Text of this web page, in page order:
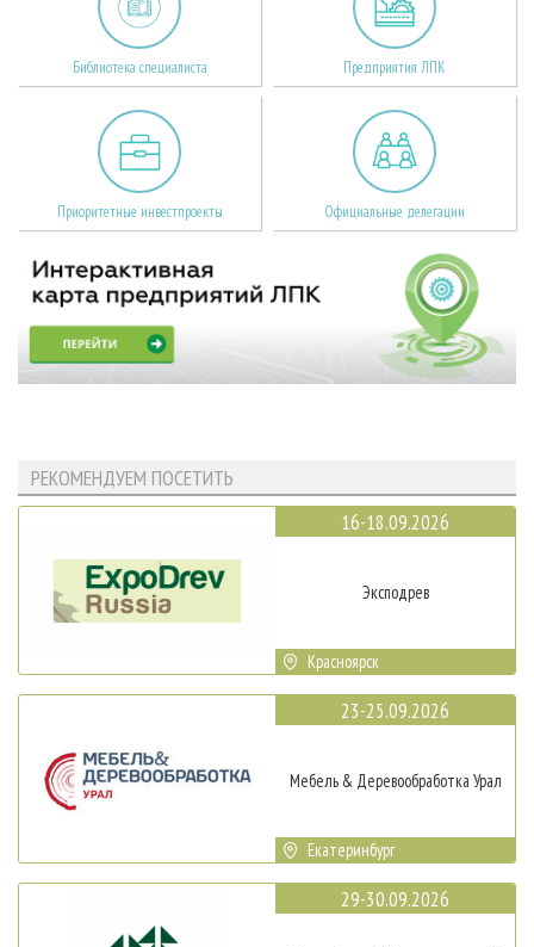
Библиотека специалиста Предприятия ЛПК
Приоритетные инвестпроекты Официальные делегации
РЕКОМЕНДУЕМ ПОСЕТИТЬ
16-18.09.2026
Эксподрев
Красноярск
23-25.09.2026
Мебель & Деревообработка Урал
Екатеринбург
29-30.09.2026